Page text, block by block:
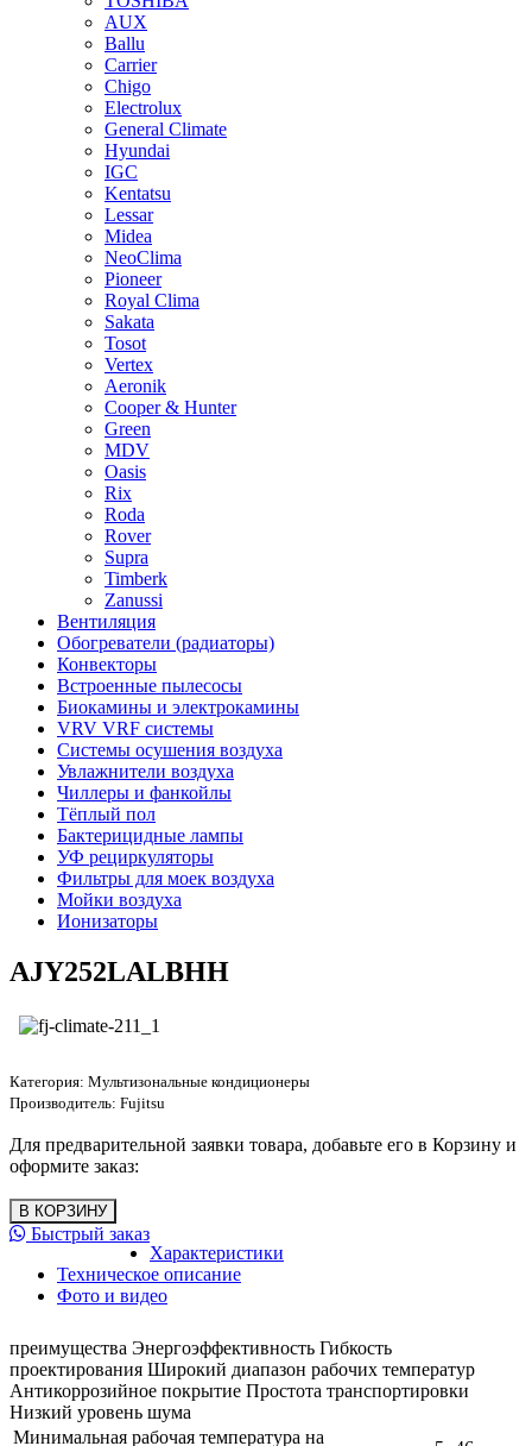
AUX
Ballu
Carrier
Chigo
Electrolux
General Climate
Hyundai
IGC
Kentatsu
Lessar
Midea
NeoClima
Pioneer
Royal Clima
Sakata
Tosot
Vertex
Aeronik
Cooper & Hunter
Green
MDV
Oasis
Rix
Roda
Rover
Supra
Timberk
Zanussi
Вентиляция
Обогреватели (радиаторы)
Конвекторы
Встроенные пылесосы
Биокамины и электрокамины
VRV VRF системы
Системы осушения воздуха
Увлажнители воздуха
Чиллеры и фанкойлы
Тёплый пол
Бактерицидные лампы
УФ рециркуляторы
Фильтры для моек воздуха
Мойки воздуха
Ионизаторы
AJY252LALBHH
Категория: Мультизональные кондиционеры
Производитель: Fujitsu
Для предварительной заявки товара, добавьте его в Корзину и
оформите заказ:
Быстрый заказ
Характеристики
Техническое описание
Фото и видео
преимущества Энергоэффективность Гибкость
проектирования Широкий диапазон рабочих температур
Антикоррозийное покрытие Простота транспортировки
Низкий уровень шума
Минимальная рабочая температура на